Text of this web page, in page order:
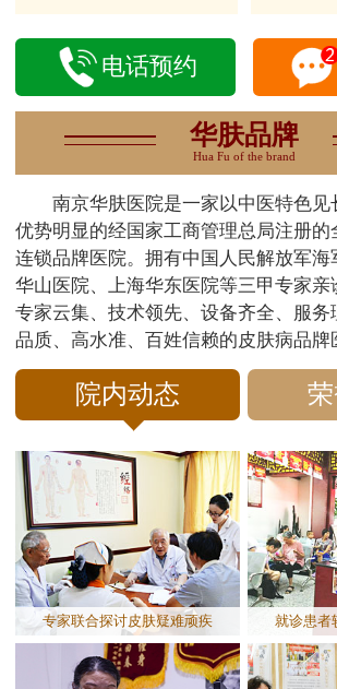
电话预约
华肤品牌
Hua Fu of the brand
南京华肤医院是一家以中医特色见
优势明显的经国家工商管理总局注册的
连锁品牌医院。拥有中国人民解放军海
华山医院、上海华东医院等三甲专家亲
专家云集、技术领先、设备齐全、服务
品质、高水准、百姓信赖的皮肤病品牌
院内动态
专家联合探讨皮肤疑难顽疾 就诊患者